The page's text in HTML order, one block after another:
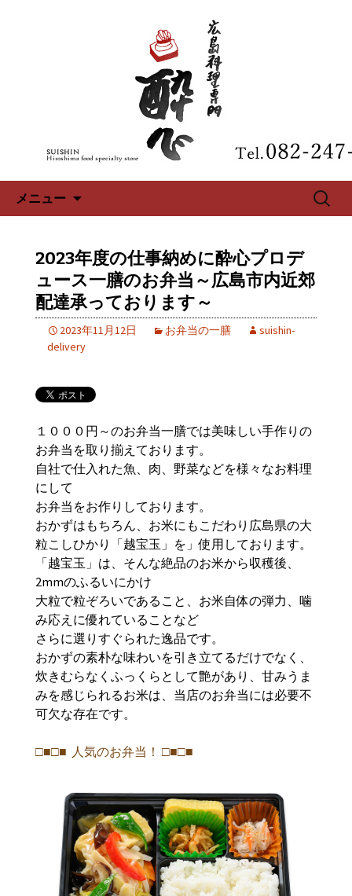
広島、中区の広島料理専門【酔
心】のブログ
メニュー
検
2023年度の仕事納めに酔心プロデ
ュース一膳のお弁当～広島市内近郊
配達承っております～
2023年11月12日 お弁当の一膳
suishin-
delivery
１０００円～のお弁当一膳では美味しい手作りの
お弁当を取り揃えております。
自社で仕入れた魚、肉、野菜などを様々なお料理
にして
お弁当をお作りしております。
おかずはもちろん、お米にもこだわり広島県の大
粒こしひかり「越宝玉」を」使用しております。
「越宝玉」は、そんな絶品のお米から収穫後、
2mmのふるいにかけ
大粒で粒ぞろいであること、お米自体の弾力、噛
み応えに優れていることなど
さらに選りすぐられた逸品です。
おかずの素朴な味わいを引き立てるだけでなく、
炊きむらなくふっくらとして艶があり、甘みうま
みを感じられるお米は、当店のお弁当には必要不
可欠な存在です。
□■□■ 人気のお弁当！ □■□■